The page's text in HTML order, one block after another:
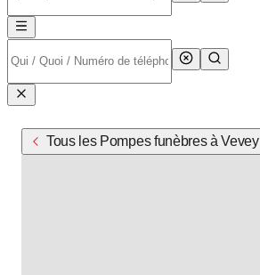
Tous les Pompes funèbres à Vevey